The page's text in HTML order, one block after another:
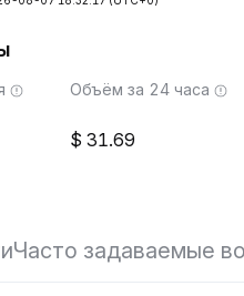
Объём за 24 часа
31.69
Часто задаваемые